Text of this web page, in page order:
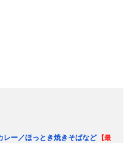
レー／ほっとき焼きそばなど
【最